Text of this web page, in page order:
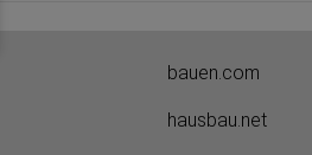
bauen.com
hausbau.net